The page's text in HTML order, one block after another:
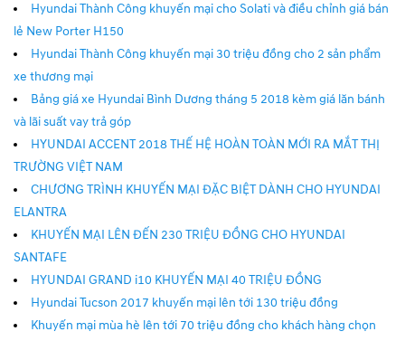
Hyundai Thành Công khuyến mại cho Solati và điều chỉnh giá bán
lẻ New Porter H150
Hyundai Thành Công khuyến mại 30 triệu đồng cho 2 sản phẩm
xe thương mại
Bảng giá xe Hyundai Bình Dương tháng 5 2018 kèm giá lăn bánh
và lãi suất vay trả góp
HYUNDAI ACCENT 2018 THẾ HỆ HOÀN TOÀN MỚI RA MẮT THỊ
TRƯỜNG VIỆT NAM
CHƯƠNG TRÌNH KHUYẾN MẠI ĐẶC BIỆT DÀNH CHO HYUNDAI
ELANTRA
KHUYẾN MẠI LÊN ĐẾN 230 TRIỆU ĐỒNG CHO HYUNDAI
SANTAFE
HYUNDAI GRAND i10 KHUYẾN MẠI 40 TRIỆU ĐỒNG
Hyundai Tucson 2017 khuyến mại lên tới 130 triệu đồng
Khuyến mại mùa hè lên tới 70 triệu đồng cho khách hàng chọn